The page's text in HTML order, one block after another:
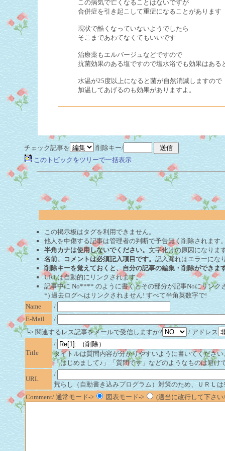
この病気で亡くなることはないですが
合併症を引き起こして重症になることがあります
現状で酷くなっていないようでしたら
そこまであわてなくてもいいです
治療薬もエルバージュなどですので
抗菌効果のある塩ですので塩水浴でも効果はある
水温が25度以上になると菌が自然消滅しますので
加温してあげるのも効果がありますよ。
チェック記事を
削除キー/
このトピックをツリーで一括表示
この掲示板はタグを利用できません。
他人を中傷する記事は管理者の判断で予告無く削除されます
半角カナは使用しないでください。 文字化けの原因になりま
名前、コメントは必須記入項目です。 記入漏れはエラーにな
削除キーを覚えておくと、自分の記事の編集・削除ができま
URLは自動的にリンクされます。
記事中に No**** のように書くとその部分が記事Noにリン
*) 過去ログへはリンクされません! すべて半角英数字で!
Name
/
E-Mail
/
└> 関連するレス記事をメールで受信しますか?
/ アドレス
Title
/
タイトルは質問内容が分かりやすいように書いてください
「はじめまして♪」「質問です」などのようなものは避け
URL
/
荒らし（自動書き込みプログラム）対策のため、ＵＲＬ
Comment/ 通常モード->
図表モード-> (適当に改行して下さ